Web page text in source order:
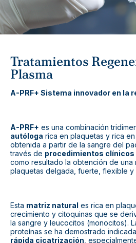
Tratamientos
Plasma
A-PRF+ Sistema innovador en la
A-PRF+ es una combinación
autóloga rica en plaquetas y rica
obtenida a partir de la sangre del
través de procedimientos clínicos
como resultado la obtención de una
plaquetas delgada, fuerte, flexible y
Esta matriz natural es rica en
crecimiento y citoquinas que se
la sangre y leucocitos (monocitos).
proteínas se ha demostrado
rápida cicatrización ,